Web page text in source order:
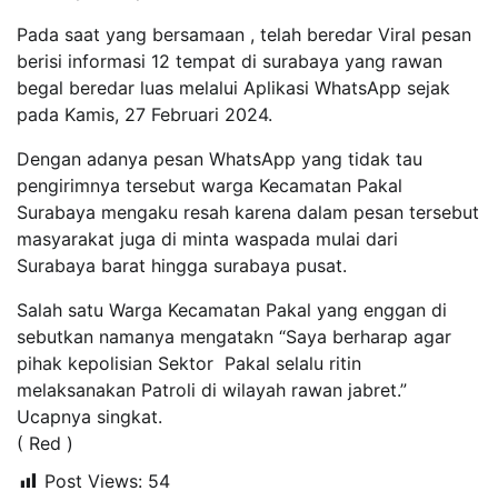
Pada saat yang bersamaan , telah beredar Viral pesan
berisi informasi 12 tempat di surabaya yang rawan
begal beredar luas melalui Aplikasi WhatsApp sejak
pada Kamis, 27 Februari 2024.
Dengan adanya pesan WhatsApp yang tidak tau
pengirimnya tersebut warga Kecamatan Pakal
Surabaya mengaku resah karena dalam pesan tersebut
masyarakat juga di minta waspada mulai dari
Surabaya barat hingga surabaya pusat.
Salah satu Warga Kecamatan Pakal yang enggan di
sebutkan namanya mengatakn “Saya berharap agar
pihak kepolisian Sektor Pakal selalu ritin
melaksanakan Patroli di wilayah rawan jabret.”
Ucapnya singkat.
( Red )
Post Views: 54